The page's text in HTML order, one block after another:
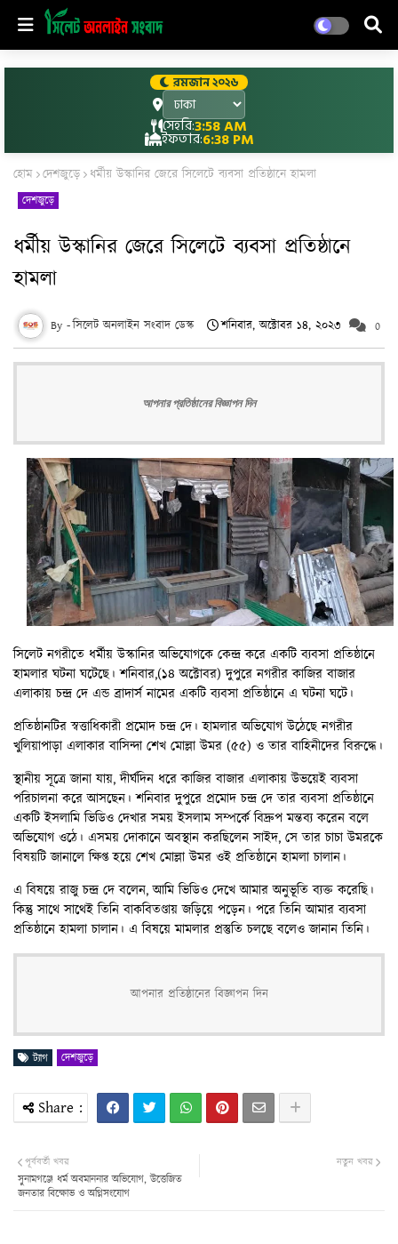
রমজান ২০২৬
সেহরি:3:58 AM
ইফতার:6:38 PM
হোম দেশজুড়ে ধর্মীয় উস্কানির জেরে সিলেটে ব্যবসা প্রতিষ্ঠানে হামলা
দেশজুড়ে
ধর্মীয় উস্কানির জেরে সিলেটে ব্যবসা প্রতিষ্ঠানে
হামলা
সিলেট অনলাইন সংবাদ ডেস্ক শনিবার, অক্টোবর ১৪, ২০২৩ 0
আপনার প্রতিষ্ঠানের বিজ্ঞাপন দিন
সিলেট নগরীতে ধর্মীয় উস্কানির অভিযোগকে কেন্দ্র করে একটি ব্যবসা প্রতিষ্ঠানে
হামলার ঘটনা ঘটেছে। শনিবার,(১৪ অক্টোবর) দুপুরে নগরীর কাজির বাজার
এলাকায় চন্দ্র দে এন্ড ব্রাদার্স নামের একটি ব্যবসা প্রতিষ্ঠানে এ ঘটনা ঘটে।
প্রতিষ্ঠানটির স্বত্তাধিকারী প্রমোদ চন্দ্র দে। হামলার অভিযোগ উঠেছে নগরীর
খুলিয়াপাড়া এলাকার বাসিন্দা শেখ মোল্লা উমর (৫৫) ও তার বাহিনীদের বিরুদ্ধে।
স্থানীয় সূত্রে জানা যায়, দীর্ঘদিন ধরে কাজির বাজার এলাকায় উভয়েই ব্যবসা
পরিচালনা করে আসছেন। শনিবার দুপুরে প্রমোদ চন্দ্র দে তার ব্যবসা প্রতিষ্ঠানে
একটি ইসলামি ভিডিও দেখার সময় ইসলাম সম্পর্কে বিদ্রুপ মন্তব্য করেন বলে
অভিযোগ ওঠে। এসময় দোকানে অবস্থান করছিলেন সাইদ, সে তার চাচা উমরকে
বিষয়টি জানালে ক্ষিপ্ত হয়ে শেখ মোল্লা উমর ওই প্রতিষ্ঠানে হামলা চালান।
এ বিষয়ে রাজু চন্দ্র দে বলেন, আমি ভিডিও দেখে আমার অনুভূতি ব্যক্ত করেছি।
কিন্তু সাথে সাথেই তিনি বাকবিতণ্ডায় জড়িয়ে পড়েন। পরে তিনি আমার ব্যবসা
প্রতিষ্ঠানে হামলা চালান। এ বিষয়ে মামলার প্রস্তুতি চলছে বলেও জানান তিনি।
আপনার প্রতিষ্ঠানের বিজ্ঞাপন দিন
ট্যাগ দেশজুড়ে
নতুন খবর
পূর্ববর্তী খবর
সুনামগঞ্জে ধর্ম অবমাননার অভিযোগ, উত্তেজিত
জনতার বিক্ষোভ ও অগ্নিসংযোগ